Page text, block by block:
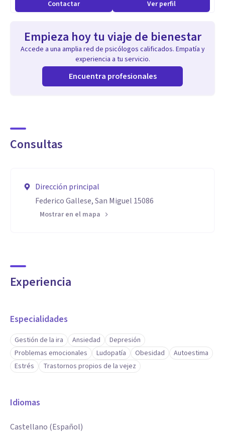
Contactar Ver perfil
Empieza hoy tu viaje de bienestar
Accede a una amplia red de psicólogos calificados. Empatía y
experiencia a tu servicio.
Encuentra profesionales
Consultas
Dirección principal
Federico Gallese, San Miguel 15086
Mostrar en el mapa
Experiencia
Especialidades
Gestión de la ira Ansiedad
Depresión
Problemas emocionales
Ludopatía Obesidad
Autoestima
Estrés
Trastornos propios de la vejez
Idiomas
Castellano (Español)